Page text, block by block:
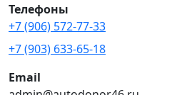
Телефоны
+7 (906) 572-77-33
+7 (903) 633-65-18
Email